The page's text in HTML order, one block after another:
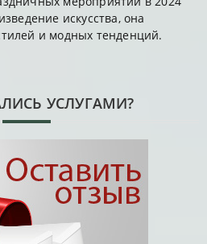
искусства, она
и модных тенденций.
УСЛУГАМИ?